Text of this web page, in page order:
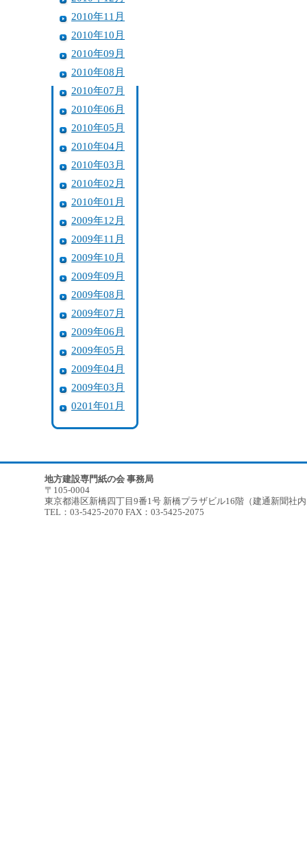
2010年11月
2010年10月
2010年09月
2010年08月
2010年07月
2010年06月
2010年05月
2010年04月
2010年03月
2010年02月
2010年01月
2009年12月
2009年11月
2009年10月
2009年09月
2009年08月
2009年07月
2009年06月
2009年05月
2009年04月
2009年03月
0201年01月
地方建設専門紙の会 事務局
〒105-0004
東京都港区新橋四丁目9番1号 新橋プラザビル16階（建通新聞社
TEL：03-5425-2070 FAX：03-5425-2075